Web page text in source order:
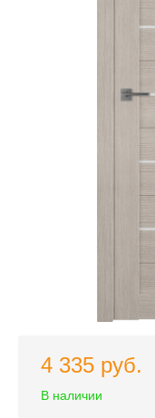
4 335 руб.
В наличии